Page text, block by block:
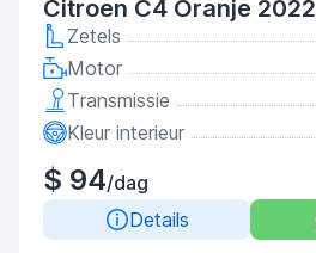
Citroen C4 Oranje 2022
Zetels
Motor
Transmissie
Kleur interieur
$ 94/dag
Details